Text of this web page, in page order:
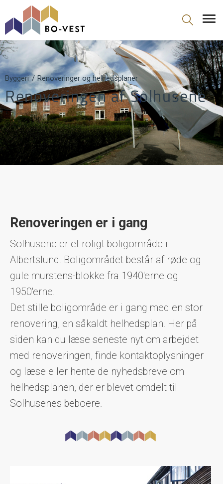
gå til indhold
Byggeri Renoveringer og helhedsplaner
Renoveringen af Solhusene
Renoveringen er i gang
Solhusene er et roligt boligområde i
Albertslund. Boligområdet består af røde og
gule murstens-blokke fra 1940'erne og
1950'erne.
Det stille boligområde er i gang med en stor
renovering, en såkaldt helhedsplan. Her på
siden kan du læse seneste nyt om arbejdet
med renoveringen, finde kontaktoplysninger
og læse eller hente de nyhedsbreve om
helhedsplanen, der er blevet omdelt til
Solhusenes beboere.